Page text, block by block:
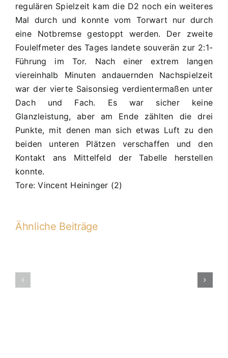
regulären Spielzeit kam die D2 noch ein weiteres
Mal durch und konnte vom Torwart nur durch
eine Notbremse gestoppt werden. Der zweite
Foulelfmeter des Tages landete souverän zur 2:1-
Führung im Tor. Nach einer extrem langen
viereinhalb Minuten andauernden Nachspielzeit
war der vierte Saisonsieg verdientermaßen unter
Dach und Fach. Es war sicher keine
Glanzleistung, aber am Ende zählten die drei
Punkte, mit denen man sich etwas Luft zu den
beiden unteren Plätzen verschaffen und den
Kontakt ans Mittelfeld der Tabelle herstellen
konnte.
Tore: Vincent Heininger (2)
Ähnliche Beiträge